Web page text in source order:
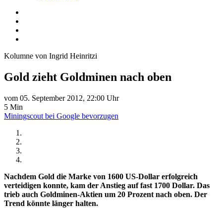
Kolumne von Ingrid Heinritzi
Gold zieht Goldminen nach oben
vom 05. September 2012, 22:00 Uhr
5 Min
Miningscout bei Google bevorzugen
Nachdem Gold die Marke von 1600 US-Dollar erfolgreich
verteidigen konnte, kam der Anstieg auf fast 1700 Dollar. Das
trieb auch Goldminen-Aktien um 20 Prozent nach oben. Der
Trend könnte länger halten.